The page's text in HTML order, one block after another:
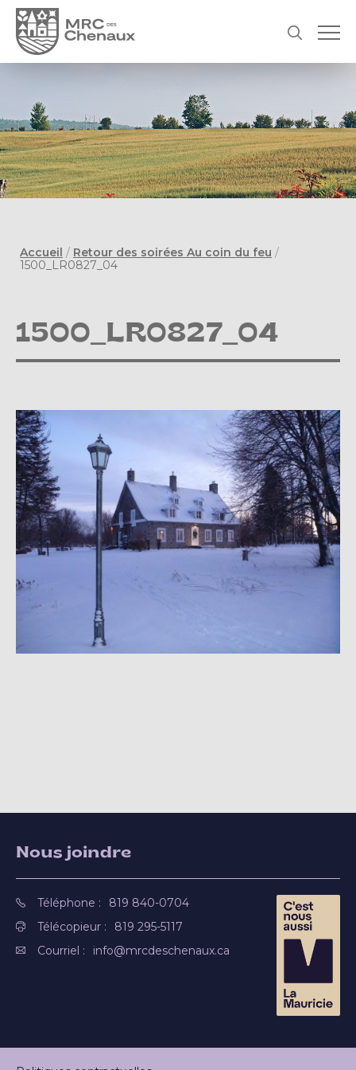
Accueil / Retour des soirées Au coin du feu /
1500_LR0827_04
1500_LR0827_04
Nous joindre
Téléphone :
819 840-0704
Télécopieur :
819 295-5117
Courriel :
info@mrcdeschenaux.ca